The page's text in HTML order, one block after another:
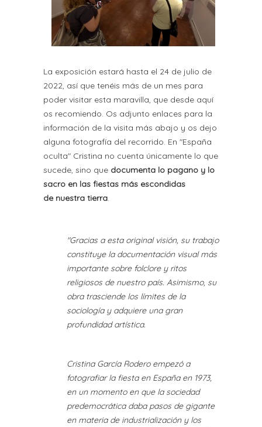
La exposición estará hasta el 24 de julio de
2022, así que tenéis más de un mes para
poder visitar esta maravilla, que desde aquí
os recomiendo. Os adjunto enlaces para la
información de la visita más abajo y os dejo
alguna fotografía del recorrido. En "España
oculta" Cristina no cuenta únicamente lo que
sucede, sino que documenta lo pagano y lo
sacro en las fiestas más escondidas
de nuestra tierra.
"Gracias a esta original visión, su trabajo
constituye la documentación visual más
importante sobre folclore y ritos
religiosos de nuestro país. Asimismo, su
obra trasciende los límites de la
sociología y adquiere una gran
profundidad artística.
Cristina García Rodero empezó a
fotografiar la fiesta en España en 1973,
en un momento en que la sociedad
predemocrática daba pasos de gigante
en materia de industrialización y los